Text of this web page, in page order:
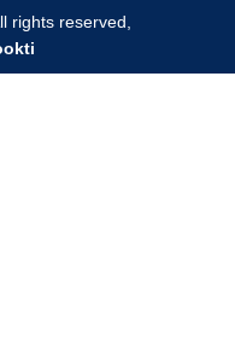
rights reserved,